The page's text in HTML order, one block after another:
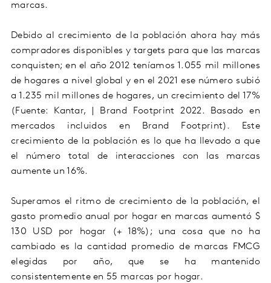
marcas.
Debido al crecimiento de la población ahora hay más
compradores disponibles y targets para que las marcas
conquisten; en el año 2012 teníamos 1.055 mil millones
de hogares a nivel global y en el 2021 ese número subió
a 1.235 mil millones de hogares, un crecimiento del 17%
(Fuente: Kantar, | Brand Footprint 2022. Basado en
mercados incluidos en Brand Footprint). Este
crecimiento de la población es lo que ha llevado a que
el número total de interacciones con las marcas
aumente un 16%.
Superamos el ritmo de crecimiento de la población, el
gasto promedio anual por hogar en marcas aumentó $
130 USD por hogar (+ 18%); una cosa que no ha
cambiado es la cantidad promedio de marcas FMCG
elegidas por año, que se ha mantenido
consistentemente en 55 marcas por hogar.